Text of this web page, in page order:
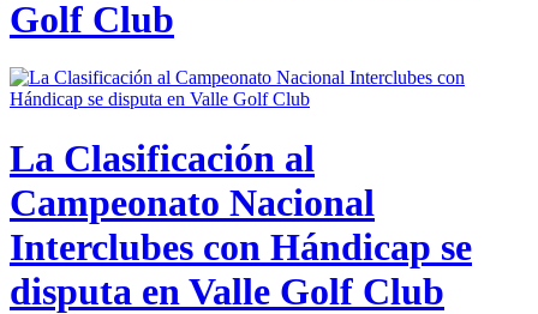
Golf Club
La Clasificación al
Campeonato Nacional
Interclubes con Hándicap se
disputa en Valle Golf Club